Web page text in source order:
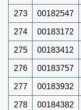
273 00182547
274 00183172
275 00183412
276 00183757
277 00183932
278 00184382